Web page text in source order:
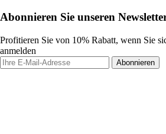
Abonnieren Sie unseren
Profitieren Sie von 10% Rabatt, wenn Sie
anmelden
Abonnieren